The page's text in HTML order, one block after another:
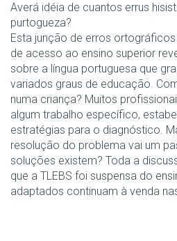
Averá idéia de cuantos errus
purtogueza?
Esta junção de erros
de acesso ao ensino superior
sobre a língua portuguesa que
variados graus de educação.
numa criança? Muitos
algum trabalho específico,
estratégias para o diagnóstico.
resolução do problema vai um
soluções existem? Toda a
que a TLEBS foi suspensa do
adaptados continuam à venda